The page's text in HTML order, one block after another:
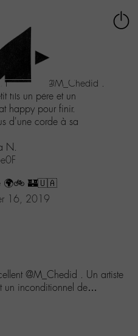
@M_Chedid .
fils un père et un
happy pour finir.
d'une corde à sa
N.
🌍🚲 🏰🇺🇦
16, 2019
@M_Chedid . Un artiste
un inconditionnel de…